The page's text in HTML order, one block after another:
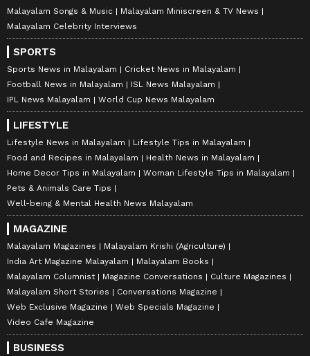
Malayalam Songs & Music
Malayalam Miniscreen & TV News
Malayalam Celebrity Interviews
SPORTS
Sports News in Malayalam
Cricket News in Malayalam
Football News in Malayalam
ISL News Malayalam
IPL News Malayalam
World Cup News Malayalam
LIFESTYLE
Lifestyle News in Malayalam
Lifestyle Tips in Malayalam
Food and Recipes in Malayalam
Health News in Malayalam
Home Decor Tips in Malayalam
Woman Lifestyle Tips in Malayalam
Pets & Animals Care Tips
Well-being & Mental Health News Malayalam
MAGAZINE
Malayalam Magazines
Malayalam Krishi (Agriculture)
India Art Magazine Malayalam
Malayalam Books
Malayalam Columnist
Magazine Conversations
Culture Magazines
Malayalam Short Stories
Conversations Magazine
Web Exclusive Magazine
Web Specials Magazine
Video Cafe Magazine
BUSINESS